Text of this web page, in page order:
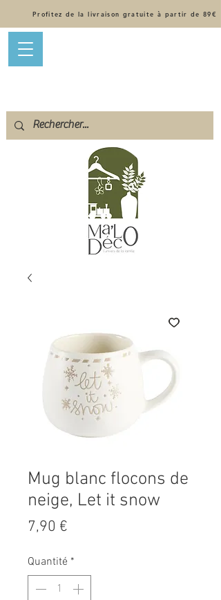
Profitez de la livraison gratuite à partir de 89€
Mug blanc flocons de
neige, Let it snow
7,90 €
Quantité *